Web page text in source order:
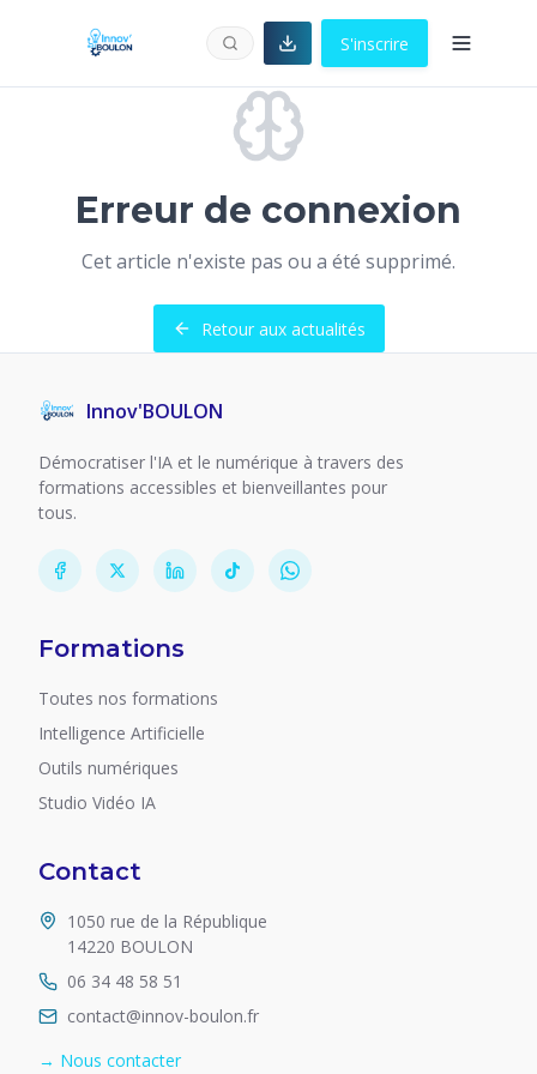
S'inscrire
Erreur de connexion
Cet article n'existe pas ou a été supprimé.
Retour aux actualités
Innov'BOULON
Démocratiser l'IA et le numérique à travers des
formations accessibles et bienveillantes pour
tous.
Formations
Toutes nos formations
Intelligence Artificielle
Outils numériques
Studio Vidéo IA
Contact
1050 rue de la République
14220 BOULON
06 34 48 58 51
contact@innov-boulon.fr
→ Nous contacter